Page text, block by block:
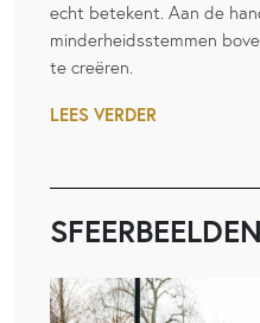
echt betekent. Aan de
minderheidsstemmen
te creëren.
LEES VERDER
SFEERBEELDEN